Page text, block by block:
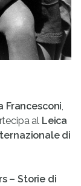
Francesconi,
al Leica
di
– Storie di